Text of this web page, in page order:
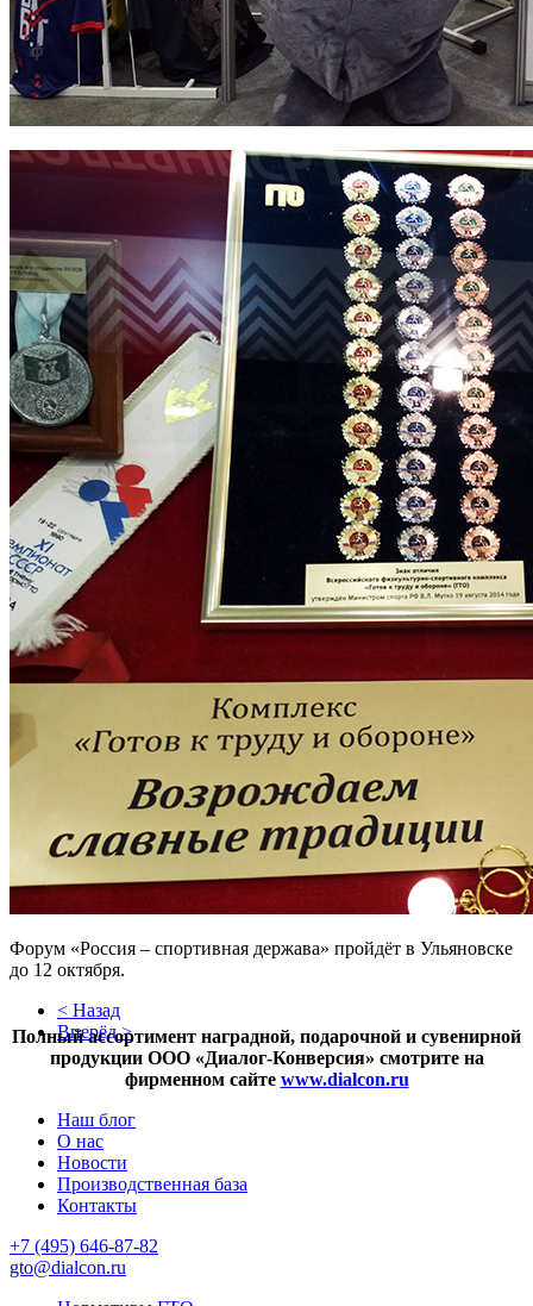
Форум «Россия – спортивная держава» пройдёт в Ульяновске
до 12 октября.
< Назад
Вперёд >
Полный ассортимент наградной, подарочной и сувенирной
продукции ООО «Диалог-Конверсия» смотрите на
фирменном сайте www.dialcon.ru
Наш блог
О нас
Новости
Производственная база
Контакты
+7 (495) 646-87-82
gto@dialcon.ru